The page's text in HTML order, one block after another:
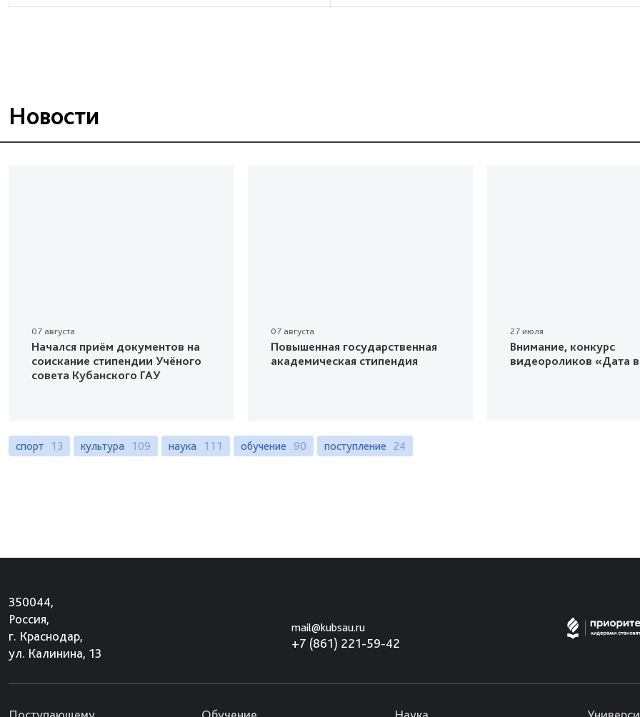
Новости
07 августа
Начался приём документов на
соискание стипендии Учёного
совета Кубанского ГАУ
07 августа
Повышенная государственная
академическая стипендия
27 июля
Внимание, конкурс
видеороликов «Дата
спорт 13 культура 109 наука 111 обучение 90 поступление 24
350044,
Россия,
г. Краснодар,
ул. Калинина, 13
mail@kubsau.ru
+7 (861) 221-59-42